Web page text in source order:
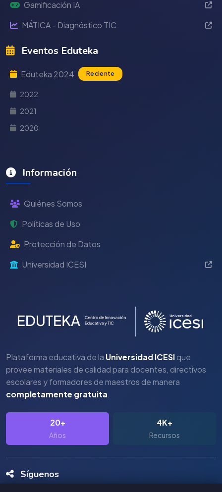
Gamificación IA
MÁTICA - Diagnóstico TIC
Eventos Eduteka
Eduteka 2024 Reciente
2022
2021
2020
Información
Quiénes Somos
Políticas de Uso
Protección de Datos
Universidad ICESI
Plataforma educativa de la Universidad ICESIque
provee materiales de calidad para docentes, directivos
escolares y formadores de maestros de manera
completamente gratuita.
20+
Años
4K+
Recursos
Síguenos